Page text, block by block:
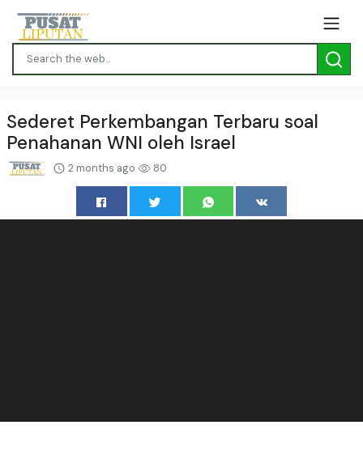
Sederet Perkembangan Terbaru soal
Penahanan WNI oleh Israel
2 months ago 80